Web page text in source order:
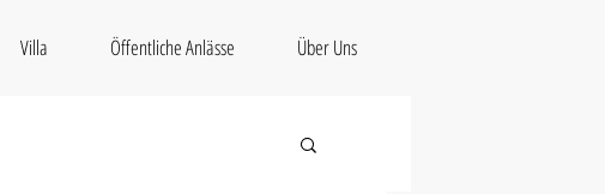
Villa Öffentliche Anlässe Über Uns